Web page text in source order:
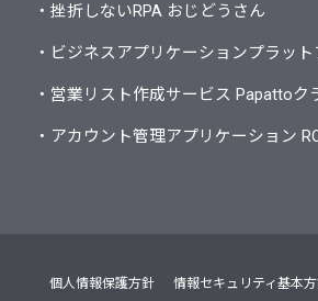
・挫折しないRPA おじどうさん
・ビジネスアプリケーションプラッ
・営業リスト作成サービス Papattoク
・アカウント管理アプリケーション
個人情報保護方針 情報セキュリティ基本